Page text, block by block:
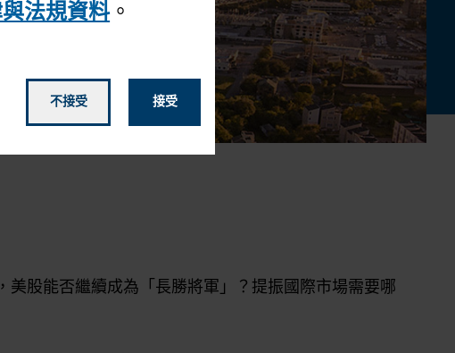
法規資料。
不接受 接受
股能否繼續成為「長勝將軍」？提振國際市場需要哪